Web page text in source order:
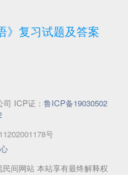
》复习试题及答案
司 ICP证： 鲁ICP备19030502
号
间网站 本站享有最终解释权